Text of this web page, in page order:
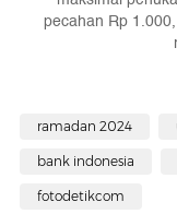
pecahan Rp
ramadan 2024
bank indonesia
fotodetikcom